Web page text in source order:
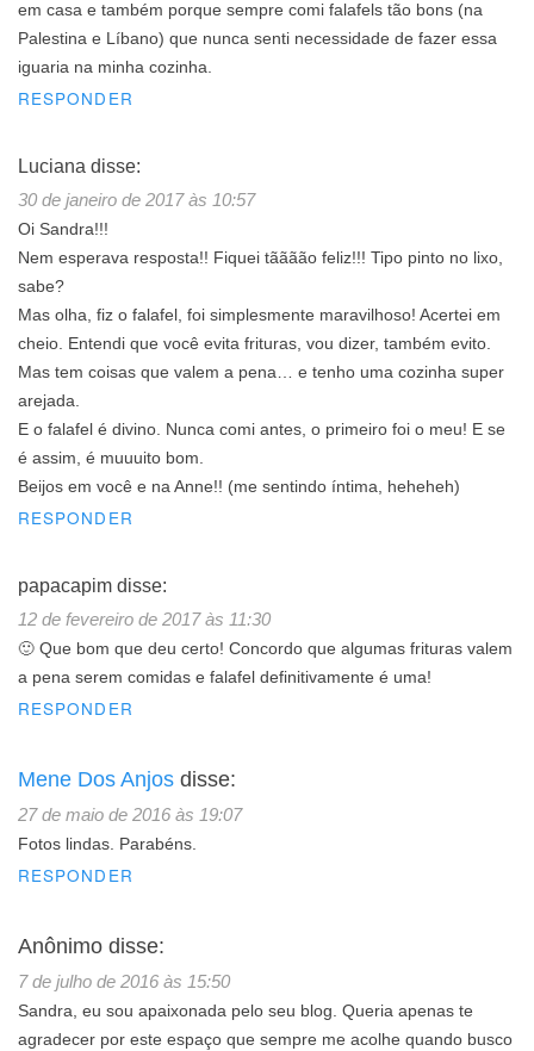
em casa e também porque sempre comi falafels tão bons (na
Palestina e Líbano) que nunca senti necessidade de fazer essa
iguaria na minha cozinha.
RESPONDER
Luciana disse:
30 de janeiro de 2017 às 10:57
Oi Sandra!!!
Nem esperava resposta!! Fiquei tãããão feliz!!! Tipo pinto no lixo,
sabe?
Mas olha, fiz o falafel, foi simplesmente maravilhoso! Acertei em
cheio. Entendi que você evita frituras, vou dizer, também evito.
Mas tem coisas que valem a pena… e tenho uma cozinha super
arejada.
E o falafel é divino. Nunca comi antes, o primeiro foi o meu! E se
é assim, é muuuito bom.
Beijos em você e na Anne!! (me sentindo íntima, heheheh)
RESPONDER
papacapim disse:
12 de fevereiro de 2017 às 11:30
🙂 Que bom que deu certo! Concordo que algumas frituras valem
a pena serem comidas e falafel definitivamente é uma!
RESPONDER
Mene Dos Anjos disse:
27 de maio de 2016 às 19:07
Fotos lindas. Parabéns.
RESPONDER
Anônimo disse:
7 de julho de 2016 às 15:50
Sandra, eu sou apaixonada pelo seu blog. Queria apenas te
agradecer por este espaço que sempre me acolhe quando busco